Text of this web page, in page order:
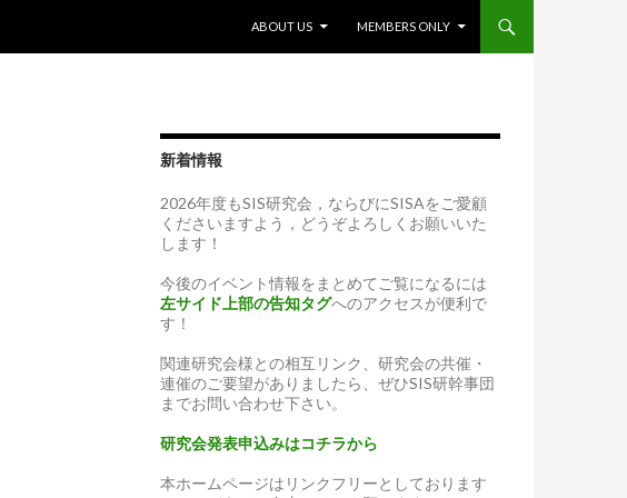
ABOUT US
MEMBERS ONLY
新着情報
2026年度もSIS研究会，ならびにSISAをご愛顧
くださいますよう，どうぞよろしくお願いいた
します！
今後のイベント情報をまとめてご覧になるには
左サイド上部の告知タグへのアクセスが便利で
す！
関連研究会様との相互リンク、研究会の共催・
連催のご要望がありましたら、ぜひSIS研幹事団
までお問い合わせ下さい。
研究会発表申込みはコチラから
本ホームページはリンクフリーとしております